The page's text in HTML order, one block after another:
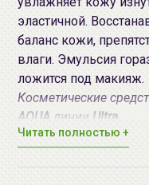
эластичной.
баланс кожи,
влаги. Эмульсия
ложится под макияж.
Косметические
AQUA линии Ultra
Hyalron
Читать полностью +